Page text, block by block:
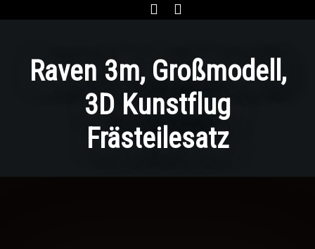
Raven 3m, Großmodell,
3D Kunstflug
Frästeilesatz